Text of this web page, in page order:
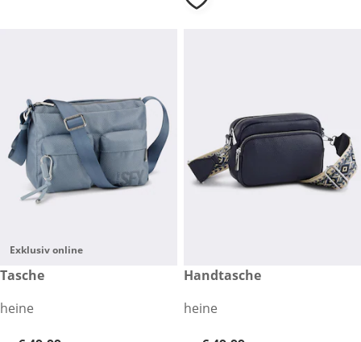
Exklusiv online
€ 49,99
Tasche
heine
€ 49,99
Handtasche
heine